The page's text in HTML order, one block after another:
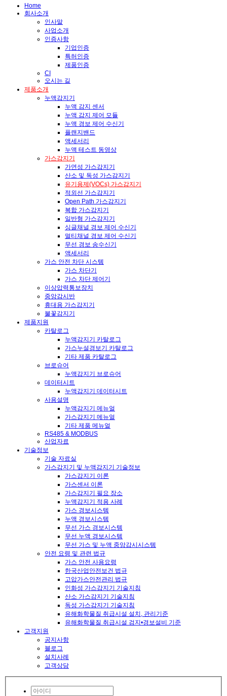
Home
회사소개
인사말
사업소개
인증사항
기업인증
특허인증
제품인증
CI
오시는 길
제품소개
누액감지기
누액 감지 센서
누액 감지 제어 모듈
누액 경보 제어 수신기
플랜지밴드
액세서리
누액 테스트 동영상
가스감지기
가연성 가스감지기
산소 및 독성 가스감지기
유기용제(VOCs) 가스감지기
적외선 가스감지기
Open Path 가스감지기
복합 가스감지기
일반형 가스감지기
싱글채널 경보 제어 수신기
멀티채널 경보 제어 수신기
무선 경보 송수신기
액세서리
가스 안전 차단 시스템
가스 차단기
가스 차단 제어기
이상압력통보장치
중앙감시반
휴대용 가스감지기
불꽃감지기
제품지원
카탈로그
누액감지기 카탈로그
가스누설경보기 카탈로그
기타 제품 카탈로그
브로슈어
누액감지기 브로슈어
데이터시트
누액감지기 데이터시트
사용설명
누액감지기 메뉴얼
가스감지기 메뉴얼
기타 제품 메뉴얼
RS485 & MODBUS
산업자료
기술정보
기술 자료실
가스감지기 및 누액감지기 기술정보
가스감지기 이론
가스센서 이론
가스감지기 필요 장소
누액감지기 적용 사례
가스 경보시스템
누액 경보시스템
무선 가스 경보시스템
무선 누액 경보시스템
무선 가스 및 누액 중앙감시시스템
안전 요령 및 관련 법규
가스 안전 사용요령
한국산업안전보건 법규
고압가스안전관리 법규
인화성 가스감지기 기술지침
산소 가스감지기 기술지침
독성 가스감지기 기술지침
유해화학물질 취급시설 설치, 관리기준
유해화학물질 취급시설 검지•경보설비 기준
고객지원
공지사항
블로그
설치사례
고객상담